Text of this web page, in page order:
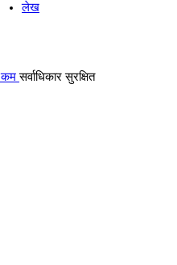
लेख
सर्वाधिकार सुरक्षित